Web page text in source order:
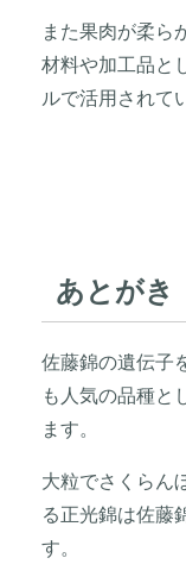
また果肉が柔ら
材料や加工品と
ルで活用されて
あとがき
佐藤錦の遺伝子
も人気の品種と
ます。
大粒でさくらん
る正光錦は佐藤
す。